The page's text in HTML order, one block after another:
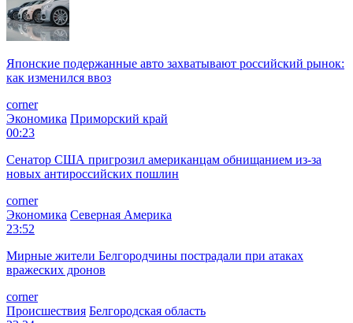
Японские подержанные авто захватывают российский рынок:
как изменился ввоз
corner
Экономика Приморский край
00:23
Сенатор США пригрозил американцам обнищанием из-за
новых антироссийских пошлин
corner
Экономика Северная Америка
23:52
Мирные жители Белгородчины пострадали при атаках
вражеских дронов
corner
Происшествия Белгородская область